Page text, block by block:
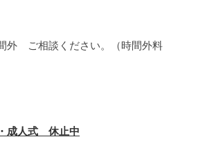
外 ご相談ください。（時間外料
成人式 休止中